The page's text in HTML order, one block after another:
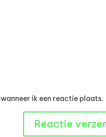
ik een reactie plaats.